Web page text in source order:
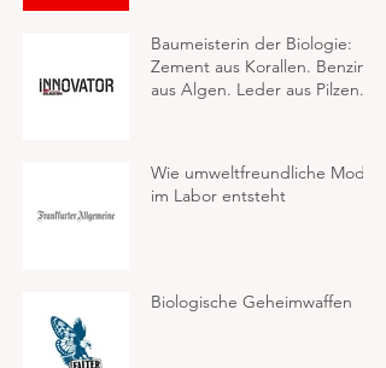
Baumeisterin der Biologie:
Zement aus Korallen. Benzin
aus Algen. Leder aus Pilzen.
Wie umweltfreundliche Mode
im Labor entsteht
Biologische Geheimwaffen